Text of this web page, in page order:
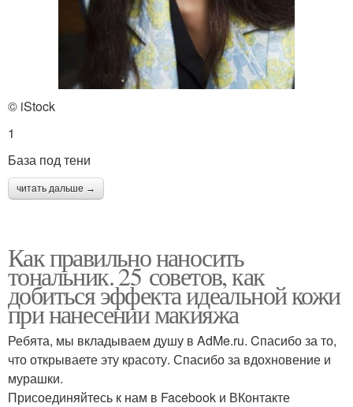
© iStock
1
База под тени
читать дальше →
Как правильно наносить
тональник. 25 советов, как
добиться эффекта идеальной кожи
при нанесении макияжа
Ребята, мы вкладываем душу в AdMe.ru. Cпасибо за то,
что открываете эту красоту. Спасибо за вдохновение и
мурашки.
Присоединяйтесь к нам в Facebook и ВКонтакте